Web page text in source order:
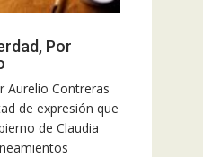
Por
Aurelio Contreras
de expresión que
de Claudia